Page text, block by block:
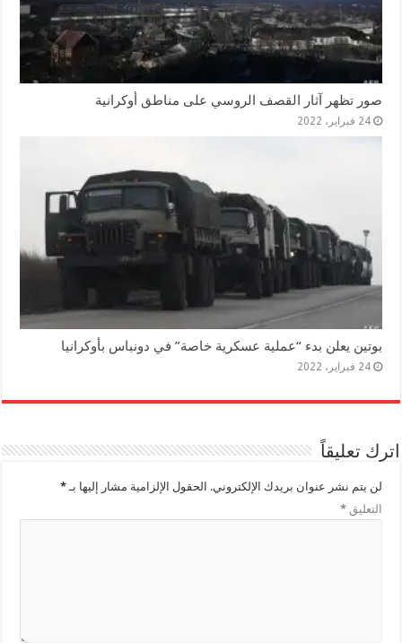
صور تظهر آثار القصف الروسي على مناطق أوكرانية
24 فبراير، 2022
بوتين يعلن بدء “عملية عسكرية خاصة” في دونباس بأوكرانيا
24 فبراير، 2022
اترك تعليقاً
لن يتم نشر عنوان بريدك الإلكتروني. الحقول الإلزامية مشار إليها بـ*
التعليق*